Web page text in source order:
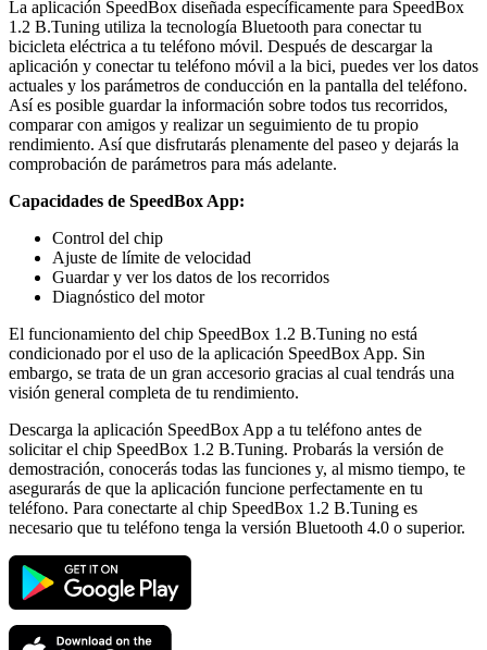
La aplicación SpeedBox diseñada específicamente para SpeedBox
1.2 B.Tuning utiliza la tecnología Bluetooth para conectar tu
bicicleta eléctrica a tu teléfono móvil. Después de descargar la
aplicación y conectar tu teléfono móvil a la bici, puedes ver los datos
actuales y los parámetros de conducción en la pantalla del teléfono.
Así es posible guardar la información sobre todos tus recorridos,
comparar con amigos y realizar un seguimiento de tu propio
rendimiento. Así que disfrutarás plenamente del paseo y dejarás la
comprobación de parámetros para más adelante.
Capacidades de SpeedBox App:
Control del chip
Ajuste de límite de velocidad
Guardar y ver los datos de los recorridos
Diagnóstico del motor
El funcionamiento del chip SpeedBox 1.2 B.Tuning no está
condicionado por el uso de la aplicación SpeedBox App. Sin
embargo, se trata de un gran accesorio gracias al cual tendrás una
visión general completa de tu rendimiento.
Descarga la aplicación SpeedBox App a tu teléfono antes de
solicitar el chip SpeedBox 1.2 B.Tuning. Probarás la versión de
demostración, conocerás todas las funciones y, al mismo tiempo, te
asegurarás de que la aplicación funcione perfectamente en tu
teléfono. Para conectarte al chip SpeedBox 1.2 B.Tuning es
necesario que tu teléfono tenga la versión Bluetooth 4.0 o superior.